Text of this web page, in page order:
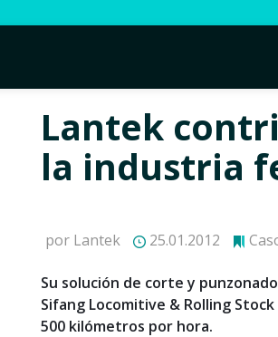
Lantek
la industria
por Lantek 25.01.2012
Su solución de corte y
Sifang Locomitive & Rolling
500 kilómetros por hora.